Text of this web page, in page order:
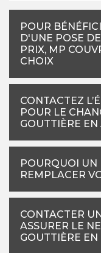
POUR
D'UNE POSE
PRIX, MP
CHOIX
CONTACTEZ
POUR LE
GOUTTIÈRE EN
POURQUOI UN
REMPLACER
CONTACTER
ASSURER LE
GOUTTIÈRE